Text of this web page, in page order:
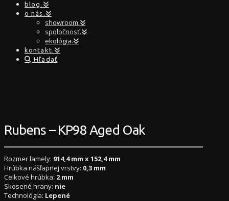
blog.
o nás.
showroom.
spoločnosť.
ekológia.
kontakt.
Hľadať
Rubens – KP98 Aged Oak
Rozmer lamely: 914,4 mm x 152,4 mm
Hrúbka nášľapnej vrstvy: 0,3 mm
Celkové hrúbka: 2 mm
Skosené hrany: nie
Technológia: Lepené